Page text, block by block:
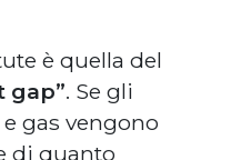
è quella del
gap”. Se gli
gas vengono
di quanto